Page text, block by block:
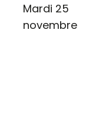
Mardi 25
novembre